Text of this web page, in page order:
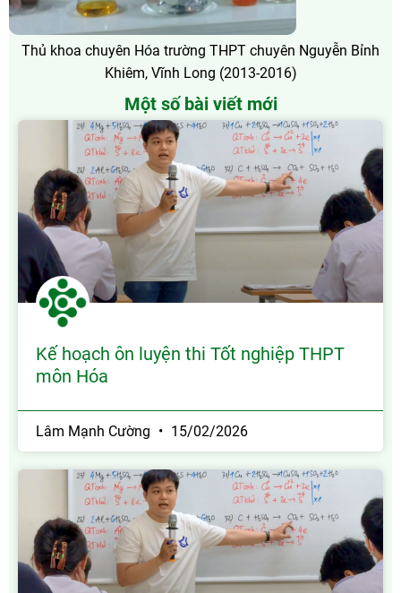
Thủ khoa chuyên Hóa trường THPT chuyên Nguyễn Bỉnh
Khiêm, Vĩnh Long (2013-2016)
Một số bài viết mới
Kế hoạch ôn luyện thi Tốt nghiệp THPT
môn Hóa
Lâm Mạnh Cường 15/02/2026